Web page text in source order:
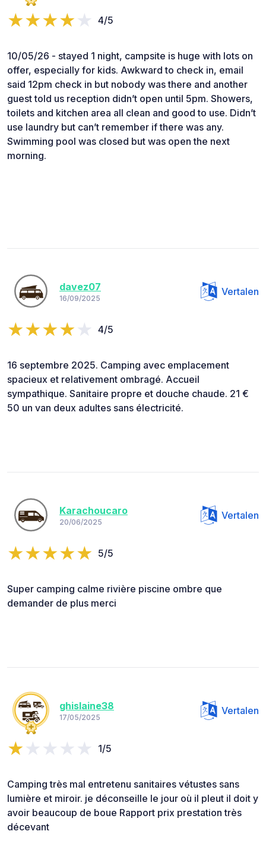
4/5
10/05/26 - stayed 1 night, campsite is huge with lots on
offer, especially for kids. Awkward to check in, email
said 12pm check in but nobody was there and another
guest told us reception didn’t open until 5pm. Showers,
toilets and kitchen area all clean and good to use. Didn’t
use laundry but can’t remember if there was any.
Swimming pool was closed but was open the next
morning.
davez07
16/09/2025
Vertalen
4/5
16 septembre 2025. Camping avec emplacement
spacieux et relativement ombragé. Accueil
sympathique. Sanitaire propre et douche chaude. 21 €
50 un van deux adultes sans électricité.
Karachoucaro
20/06/2025
Vertalen
5/5
Super camping calme rivière piscine ombre que
demander de plus merci
ghislaine38
17/05/2025
Vertalen
1/5
Camping très mal entretenu sanitaires vétustes sans
lumière et miroir. je déconseille le jour où il pleut il doit y
avoir beaucoup de boue Rapport prix prestation très
décevant